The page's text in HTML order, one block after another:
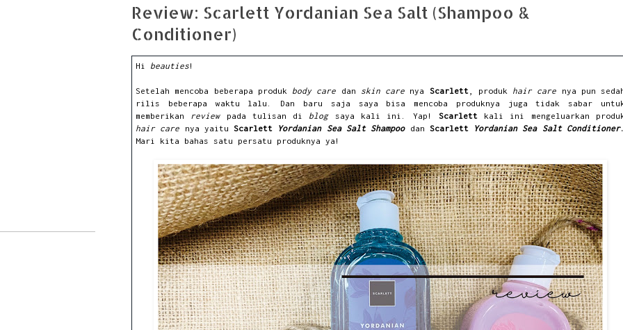
Review: Scarlett Yordanian Sea Salt (Shampoo &
Conditioner)
Hi beauties!
Setelah mencoba beberapa produk body care dan skin care nya Scarlett, produk hair care
nya pun
rilis beberapa waktu lalu. Dan baru saja saya bisa mencoba produknya juga tidak sabar
memberikan review pada tulisan di blogsaya kali ini. Yap! Scarlettkali ini mengeluarkan
hair care
nya yaituScarlett Yordanian Sea Salt Shampoo dan Scarlett Yordanian Sea Salt Conditioner.
Mari kita bahas satu persatu produknya ya!